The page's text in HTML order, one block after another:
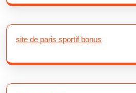
site de paris sportif bonus